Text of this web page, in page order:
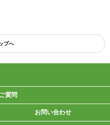
プへ
質問
お問い合わせ